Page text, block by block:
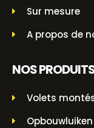
Sur mesure
A propos de
NOS
Volets